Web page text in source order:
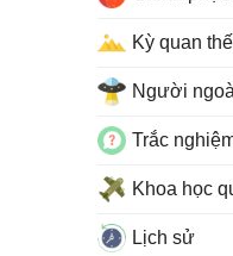
Kỳ quan
Người
Trắc
Khoa học
Lịch sử